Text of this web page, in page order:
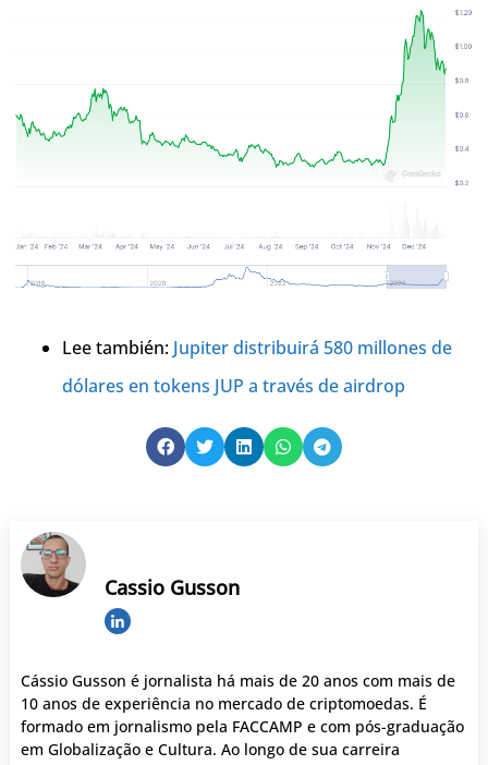
Lee también: Jupiter distribuirá 580 millones de
dólares en tokens JUP a través de airdrop
Cassio Gusson
Cássio Gusson é jornalista há mais de 20 anos com mais de
10 anos de experiência no mercado de criptomoedas. É
formado em jornalismo pela FACCAMP e com pós-graduação
em Globalização e Cultura. Ao longo de sua carreira